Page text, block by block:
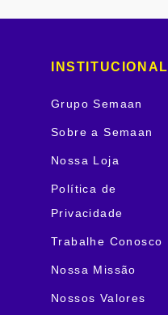
INSTITUCIONAL
Grupo Semaan
Sobre a Semaan
Nossa Loja
Política de
Privacidade
Trabalhe Conosco
Nossa Missão
Nossos Valores